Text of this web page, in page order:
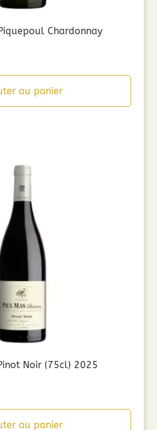
Chardonnay
au panier
Noir (75cl) 2025
au panier